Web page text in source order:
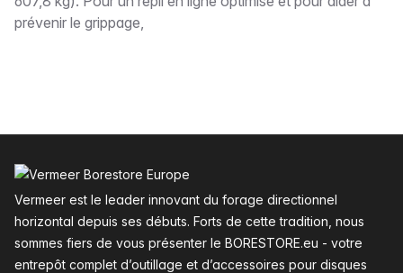
prévenir le grippage,
Vermeer est le leader innovant du forage directionnel
horizontal depuis ses débuts. Forts de cette tradition, nous
sommes fiers de vous présenter le BORESTORE.eu - votre
entrepôt complet d’outillage et d’accessoires pour disques